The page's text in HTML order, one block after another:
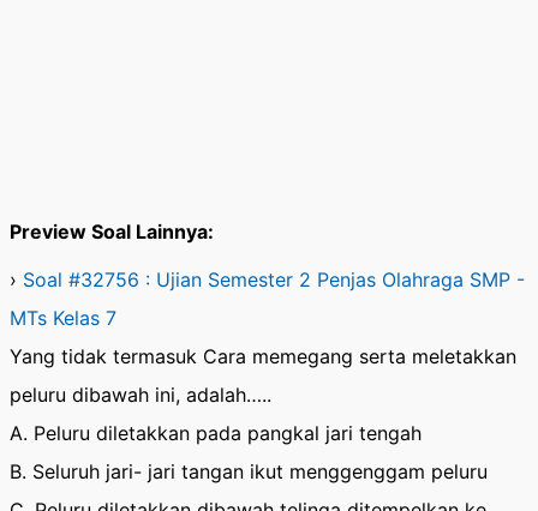
Preview Soal Lainnya:
› Soal #32756 : Ujian Semester 2 Penjas Olahraga SMP -
MTs Kelas 7
Yang tidak termasuk Cara memegang serta meletakkan
peluru dibawah ini, adalah…..
A. Peluru diletakkan pada pangkal jari tengah
B. Seluruh jari- jari tangan ikut menggenggam peluru